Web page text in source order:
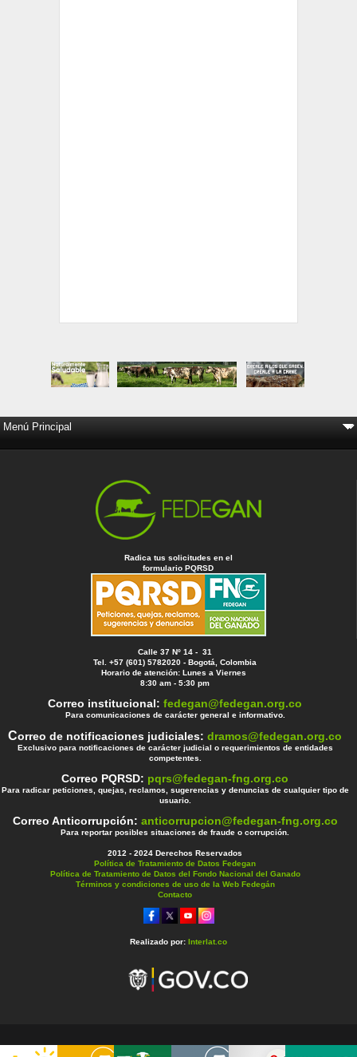
Radica tus solicitudes en el
formulario PQRSD
Calle 37 Nº 14 - 31
Tel. +57 (601) 5782020 - Bogotá, Colombia
Horario de atención: Lunes a Viernes
8:30 am - 5:30 pm
Correo institucional:fedegan@fedegan.org.co
Para comunicaciones de carácter general e informativo.
Correo de notificaciones judiciales:dramos@fedegan.org.co
Exclusivo para notificaciones de carácter judicial o requerimientos de entidades
competentes.
Correo PQRSD: pqrs@fedegan-fng.org.co
Para radicar peticiones, quejas, reclamos, sugerencias y denuncias de cualquier tipo de
usuario.
Correo Anticorrupción: anticorrupcion@fedegan-fng.org.co
Para reportar posibles situaciones de fraude o corrupción.
2012 - 2024 Derechos Reservados
Política de Tratamiento de Datos Fedegan
Política de Tratamiento de Datos del Fondo Nacional del Ganado
Términos y condiciones de uso de la Web Fedegán
Contacto
Realizado por: Interlat.co